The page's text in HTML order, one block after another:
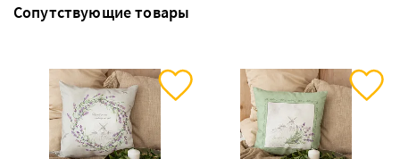
Сопутствующие товары